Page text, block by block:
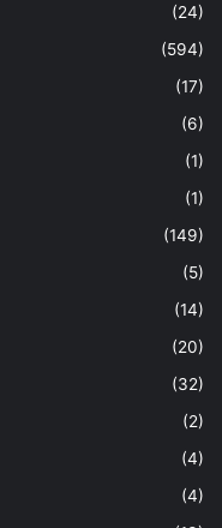
(24)
(594)
(17)
(6)
(1)
(1)
(149)
(5)
(14)
(20)
(32)
(2)
(4)
(4)